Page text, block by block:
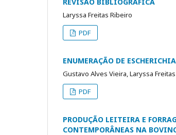
Laryssa Freitas Ribeiro
PDF
ENUMERAÇÃO DE
Gustavo Alves Vieira, Laryssa
PDF
PRODUÇÃO LEITEIRA E
CONTEMPORÂNEAS NA